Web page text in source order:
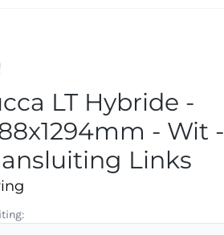
LT Hybride -
- Wit -
Links